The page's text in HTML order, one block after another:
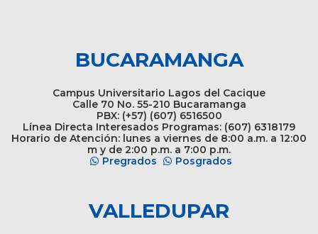
BUCARAMANGA
Campus Universitario Lagos del Cacique
Calle 70 No. 55-210 Bucaramanga
PBX: (+57) (607) 6516500
Línea Directa Interesados Programas: (607) 6318179
Horario de Atención: lunes a viernes de 8:00 a.m. a 12:00
m y de 2:00 p.m. a 7:00 p.m.
Pregrados
Posgrados
VALLEDUPAR